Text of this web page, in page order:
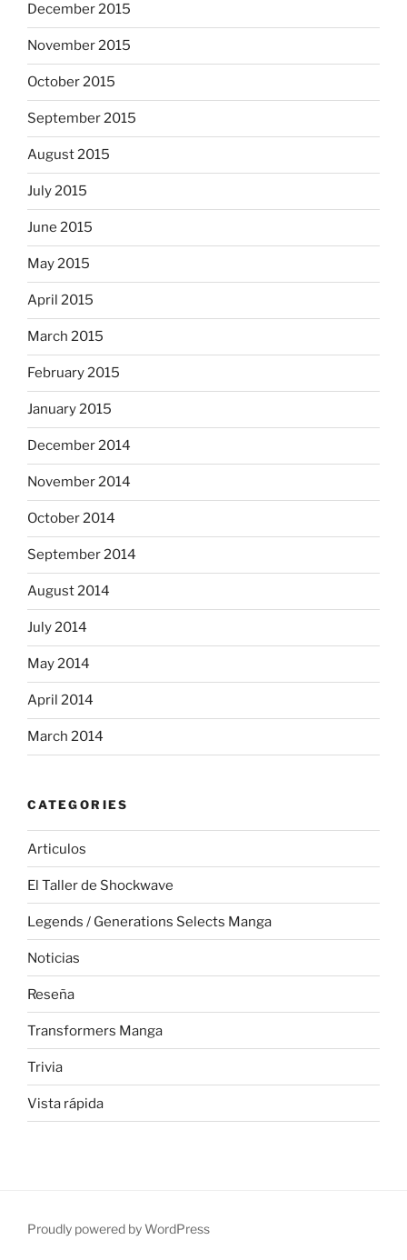
December 2015
November 2015
October 2015
September 2015
August 2015
July 2015
June 2015
May 2015
April 2015
March 2015
February 2015
January 2015
December 2014
November 2014
October 2014
September 2014
August 2014
July 2014
May 2014
April 2014
March 2014
CATEGORIES
Articulos
El Taller de Shockwave
Legends / Generations Selects Manga
Noticias
Reseña
Transformers Manga
Trivia
Vista rápida
Proudly powered by WordPress